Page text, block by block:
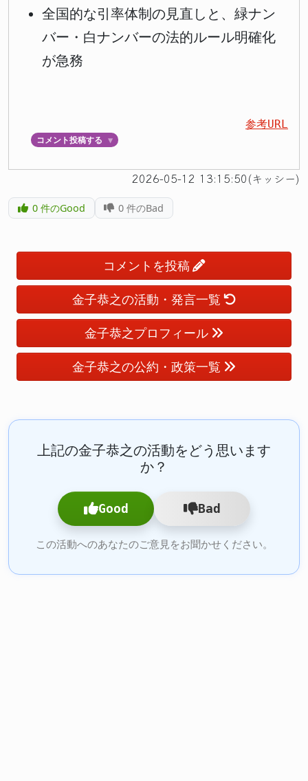
全国的な引率体制の見直しと、緑ナン
バー・白ナンバーの法的ルール明確化
が急務
参考URL
コメント投稿する ▼
2026-05-12 13:15:50(キッシー)
0件のGood 0 件のBad
コメントを投稿
金子恭之の活動・発言一覧
金子恭之プロフィール
金子恭之の公約・政策一覧
上記の金子恭之の活動をどう思います
か？
Good Bad
この活動へのあなたのご意見をお聞かせください。